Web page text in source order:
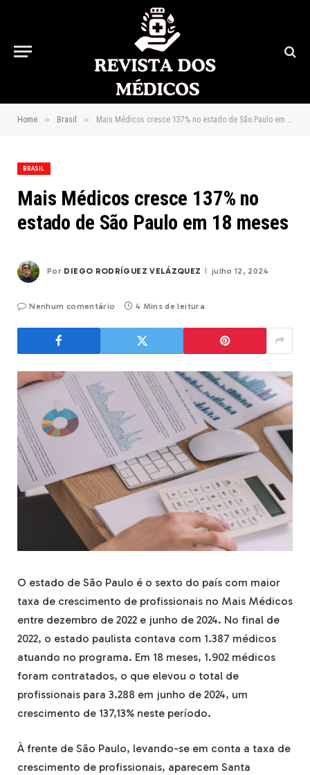
Home » Brasil » Mais Médicos cresce 137% no estado de São Paulo em 18 meses
BRASIL
Mais Médicos cresce 137% no
estado de São Paulo em 18 meses
Por DIEGO RODRÍGUEZ VELÁZQUEZ julho 12, 2024
Nenhum comentário 4 Mins de leitura
O estado de São Paulo é o sexto do país com maior
taxa de crescimento de profissionais no Mais Médicos
entre dezembro de 2022 e junho de 2024. No final de
2022, o estado paulista contava com 1.387 médicos
atuando no programa. Em 18 meses, 1.902 médicos
foram contratados, o que elevou o total de
profissionais para 3.288 em junho de 2024, um
crescimento de 137,13% neste período.
À frente de São Paulo, levando-se em conta a taxa de
crescimento de profissionais, aparecem Santa